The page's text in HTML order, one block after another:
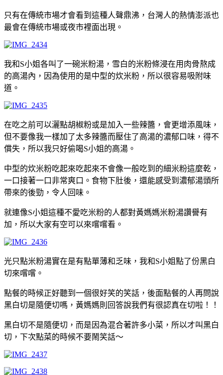
只有在傳統市場才會看到這種人聲鼎沸，台灣人的熱情澎派也
最會在傳統市場或夜市裡面出現。
我和S小姐各叫了一碗米粉湯，雪白的米粉條浸在用肉骨熬成
的高湯內，因為使用的是中型的炊米粉，所以很容易吸附味
道。
在吃之前可以灑點胡椒粉或是加入一些辣醬，會更增添風味，
但不要像我一樣加了太多辣醬而壓住了高湯的濃郁口味，得不
償失，所以我只好偷喝S小姐的高湯。
中型的炊米粉吃起來吃起來不會像一般吃到的細米粉這麼乾，
一口接著一口非常爽口。食物下肚後，還能感受到濃郁湯頭所
帶來的後勁，令人回味。
就連像S小姐這種不愛吃米粉的人都對黃媽媽米粉湯讚譽有
加，所以大家有空可以來嚐嚐看。
光只點米粉湯實在是有點單薄和乏味，我和S小姐點了份黑白
切來嚐嚐。
點餐的時候正好聽到一個很好笑的笑話，後面點餐的人再問說
黑白切是隨便切嗎，黃媽媽則回答說我們有很認真在切啦！！
黑白切不是隨便切，而是因為混合著許多小菜，所以才叫黑白
切，下次點菜的時候不要鬧笑話～